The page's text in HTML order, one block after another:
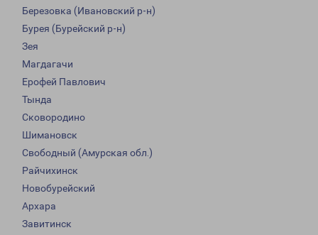
Березовка (Ивановский р-н)
Бурея (Бурейский р-н)
Зея
Магдагачи
Ерофей Павлович
Тында
Сковородино
Шимановск
Свободный (Амурская обл.)
Райчихинск
Новобурейский
Архара
Завитинск